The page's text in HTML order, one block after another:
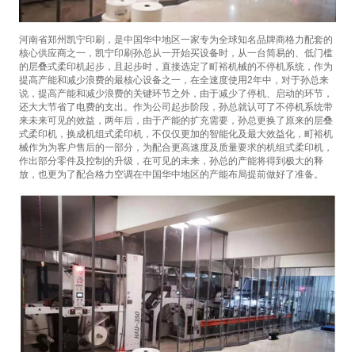
河南省郑州凯宁印刷，是中国华中地区一家专为全球知名品牌商格力配套的
核心供应商之一，凯宁印刷孙总从一开始买设备时，从一台简易的、低门槛
的层叠式柔印机起步，且起步时，直接选定了町裕机械的不停机系统，作为
提高产能和减少浪费的最核心设备之一，在全速度使用2年中，对于孙总来
说，提高产能和减少浪费的关键环节之外，由于减少了停机、启动的环节，
还大大节省了电费的支出。作为公司起步阶段，孙总就认可了不停机系统带
来未来可见的效益，两年后，由于产能的扩充需要，孙总更换了原来的层叠
式柔印机，换成机组式柔印机，不仅仅更加的智能化及最大效益化，町裕机
械作为为客户售后的一部分，为配合更高速度及质量要求的机组式柔印机，
作出部分零件及控制的升级，在可见的未来，孙总的产能将得到极大的释
放，也更为了配合格力空调在中国华中地区的产能布局提前做好了准备。